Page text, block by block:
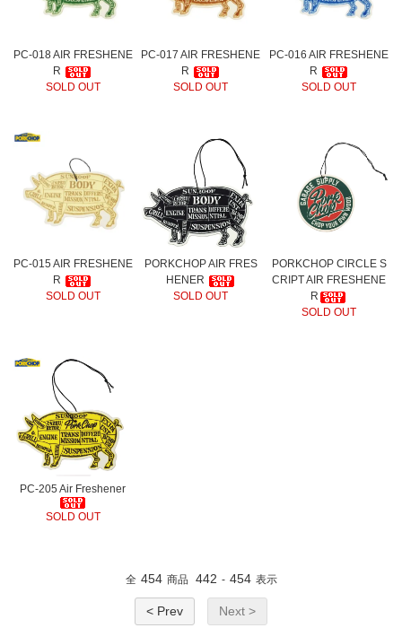
PC-018 AIR FRESHENE
R
SOLD OUT
PC-017 AIR FRESHENE
R
SOLD OUT
PC-016 AIR FRESHENE
R
SOLD OUT
PC-015 AIR FRESHENE
R
SOLD OUT
PORKCHOP AIR FRES
HENER
SOLD OUT
PORKCHOP CIRCLE S
CRIPT AIR FRESHENE
R
SOLD OUT
PC-205 Air Freshener
SOLD OUT
全 454 商品 442 - 454 表示
< Prev Next >